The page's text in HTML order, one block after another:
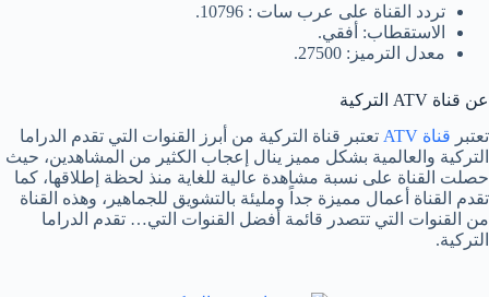
تردد القناة على عرب سات : 10796.
الاستقطاب: أفقي.
معدل الترميز: 27500.
عن قناة ATV التركية
تعتبر قناة ATV
تعتبر قناة التركية من أبرز القنوات التي تقدم الدراما
التركية والعالمية بشكل مميز ينال إعجاب الكثير من المشاهدين، حيث
حصلت القناة على نسبة مشاهدة عالية للغاية منذ لحظة إطلاقها، كما
تقدم القناة أعمال مميزة جداً ومليئة بالتشويق للجماهير، وهذه القناة
من القنوات التي تتصدر قائمة أفضل القنوات التي… تقدم الدراما
التركية.